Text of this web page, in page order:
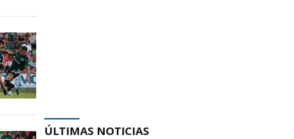
ÚLTIMAS NOTICIAS